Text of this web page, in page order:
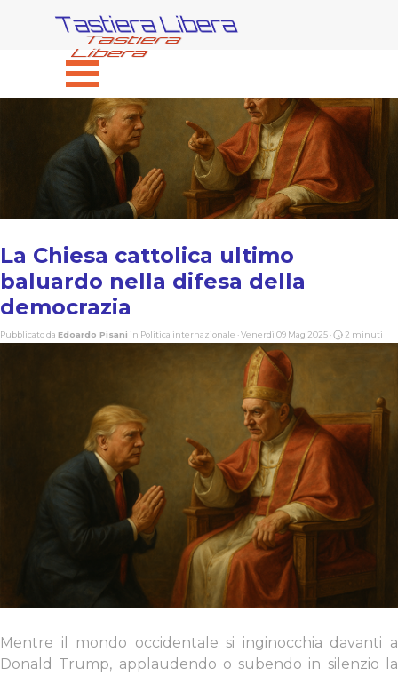
Tastiera Libera
Salta menù
La Chiesa cattolica ultimo
baluardo nella difesa della
democrazia
Pubblicato da Edoardo Pisani in Politica internazionale · Venerdì 09 Mag 2025 · 2 minuti
Mentre il mondo occidentale si inginocchia davanti a
Donald Trump, applaudendo o subendo in silenzio la